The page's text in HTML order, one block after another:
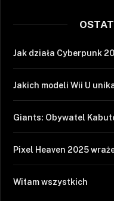
Jak działa Cyberpunk
Jakich modeli Wii U
Giants: Obywatel
Pixel Heaven 2025
Witam wszystkich